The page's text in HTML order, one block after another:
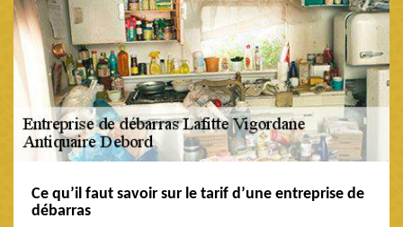
Ce qu’il faut savoir sur le tarif d’une entreprise de
débarras